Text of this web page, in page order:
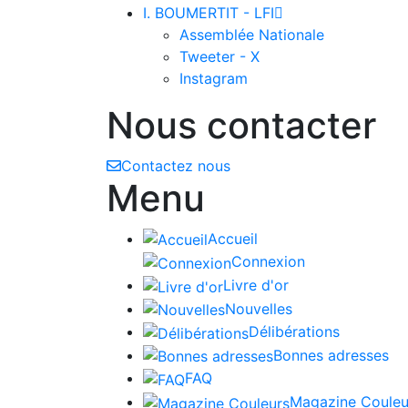
I. BOUMERTIT - LFI
Assemblée Nationale
Tweeter - X
Instagram
Nous contacter
Contactez nous
Menu
Accueil
Connexion
Livre d'or
Nouvelles
Délibérations
Bonnes adresses
FAQ
Magazine